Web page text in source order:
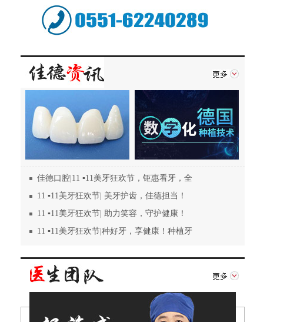
佳德口腔|11 ▪11美牙狂欢节，钜惠看牙，全
11 ▪11美牙狂欢节| 美牙护齿，佳德担当！
11 ▪11美牙狂欢节| 助力笑容，守护健康！
11 ▪11美牙狂欢节|种好牙，享健康！种植牙